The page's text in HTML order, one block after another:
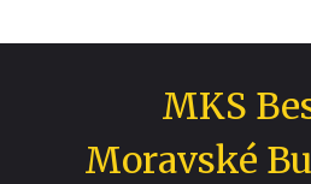
MKS
Moravské